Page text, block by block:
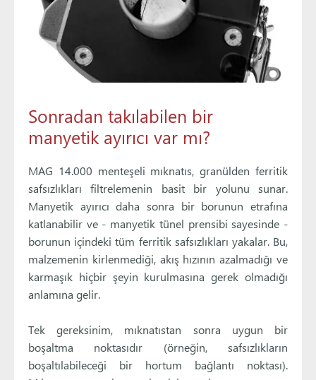
Sonradan takılabilen bir
manyetik ayırıcı var mı?
MAG 14.000 menteşeli mıknatıs, granülden ferritik
safsızlıkları filtrelemenin basit bir yolunu sunar.
Manyetik ayırıcı daha sonra bir borunun etrafına
katlanabilir ve - manyetik tünel prensibi sayesinde -
borunun içindeki tüm ferritik safsızlıkları yakalar. Bu,
malzemenin kirlenmediği, akış hızının azalmadığı ve
karmaşık hiçbir şeyin kurulmasına gerek olmadığı
anlamına gelir.
Tek gereksinim, mıknatıstan sonra uygun bir
boşaltma noktasıdır (örneğin, safsızlıkların
boşaltılabileceği bir hortum bağlantı noktası).